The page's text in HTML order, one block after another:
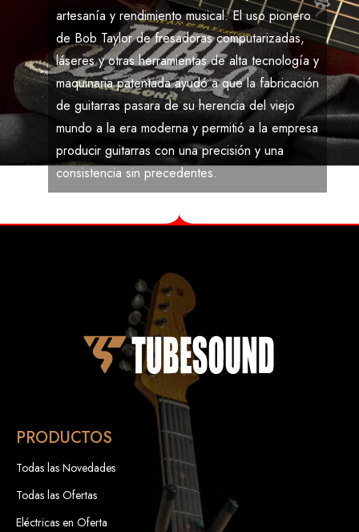
artesanía y rendimiento musical. El uso pionero
de Bob Taylorde fresadoras computarizadas,
láseres y otras herramientas de alta tecnología y
maquinaria patentada ayudó a que la fabricación
de guitarras pasara de su herencia del viejo
mundo a la era moderna y permitió a la empresa
producir guitarras con una precisión y una
consistencia sin precedentes.
PRODUCTOS
Todas las Novedades
Todas las Ofertas
Eléctricas en Oferta